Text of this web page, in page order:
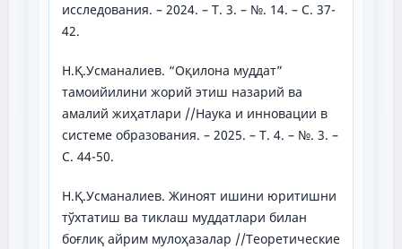
исследования. – 2024. – Т. 3. – №. 14. – С. 37-
42.
Н.Қ.Усманалиев. “Оқилона муддат”
тамоийилини жорий этиш назарий ва
амалий жиҳатлари //Наука и инновации в
системе образования. – 2025. – Т. 4. – №. 3. –
С. 44-50.
Н.Қ.Усманалиев. Жиноят ишини юритишни
тўхтатиш ва тиклаш муддатлари билан
боғлиқ айрим мулоҳазалар //Теоретические